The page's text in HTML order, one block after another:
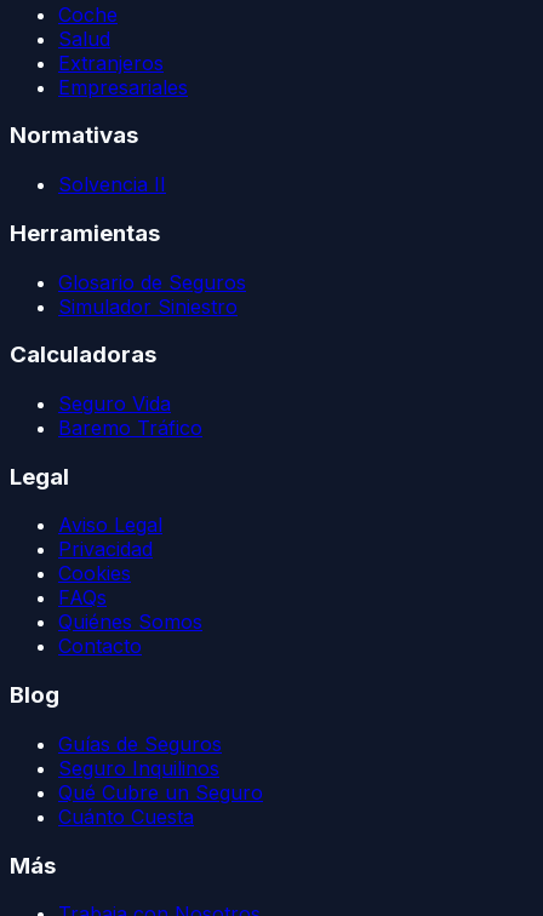
Coche
Salud
Extranjeros
Empresariales
Normativas
Solvencia II
Herramientas
Glosario de Seguros
Simulador Siniestro
Calculadoras
Seguro Vida
Baremo Tráfico
Legal
Aviso Legal
Privacidad
Cookies
FAQs
Quiénes Somos
Contacto
Blog
Guías de Seguros
Seguro Inquilinos
Qué Cubre un Seguro
Cuánto Cuesta
Más